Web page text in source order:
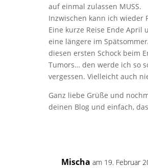
auf einmal zulassen MUSS.
Inzwischen kann ich wieder
Eine kurze Reise Ende April
eine längere im
diesen ersten Schock beim
Tumors… den werde ich so
vergessen. Vielleicht auch
Ganz liebe Grüße und
deinen Blog und einfach,
Mischa am 19. Februar